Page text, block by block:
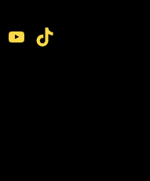
YouTube TikTok